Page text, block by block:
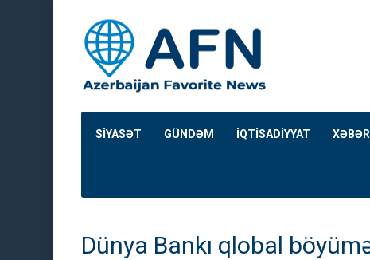
SİYASƏT GÜNDƏM İQTİSADİYYAT XƏBƏR
Dünya Bankı qlobal